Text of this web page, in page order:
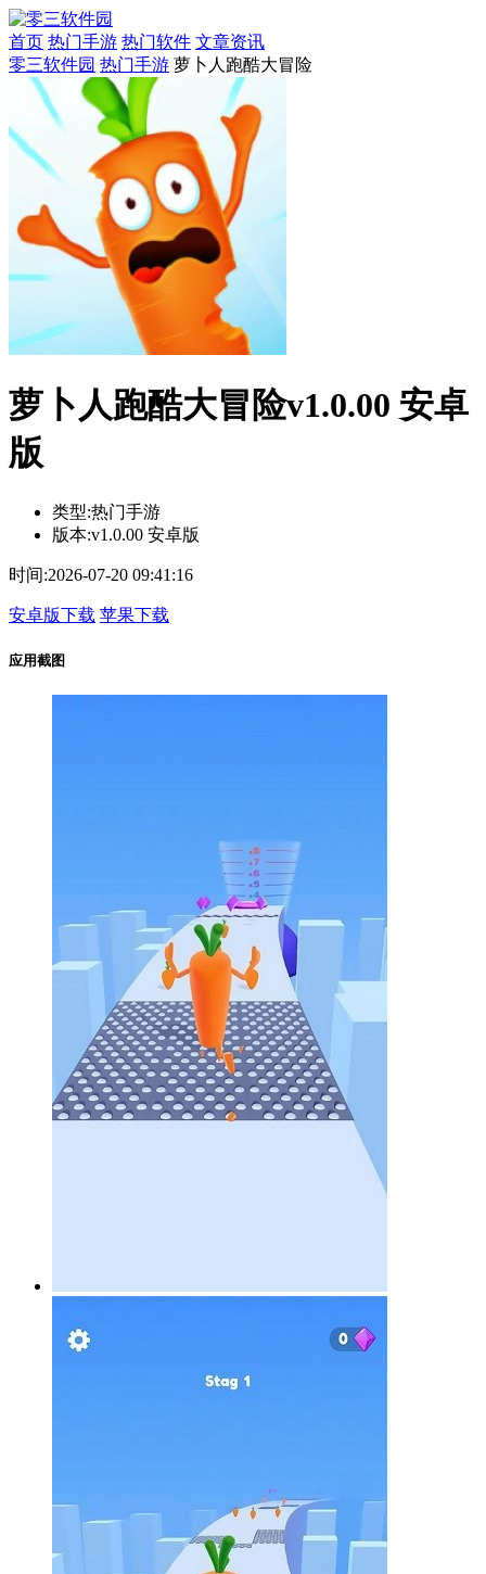
首页 热门手游 热门软件 文章资讯
零三软件园 热门手游 萝卜人跑酷大冒险
萝卜人跑酷大冒险v1.0.00 安卓
版
类型:热门手游
版本:v1.0.00 安卓版
时间:2026-07-20 09:41:16
安卓版下载 苹果下载
应用截图